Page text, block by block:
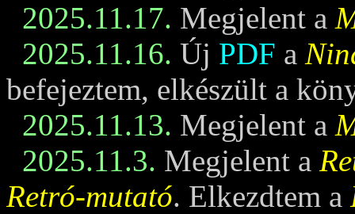
2025.11.17. Megjelent a
2025.11.16. Új PDF a
befejeztem, elkészült a
2025.11.13. Megjelent a
2025.11.3. Megjelent a
Retró-mutató. Elkezdtem a